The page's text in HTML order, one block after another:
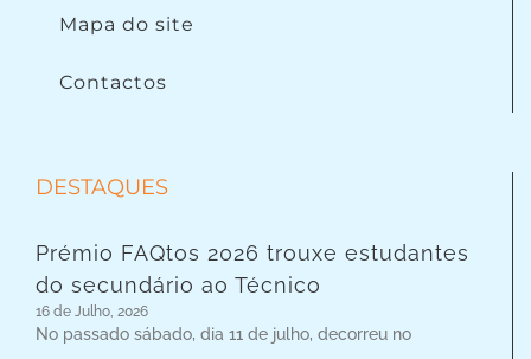
Mapa do site
Contactos
DESTAQUES
Prémio FAQtos 2026 trouxe estudantes
do secundário ao Técnico
16 de Julho, 2026
No passado sábado, dia 11 de julho, decorreu no